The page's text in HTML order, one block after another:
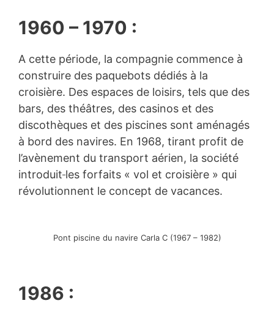
1960 – 1970 :
A cette période, la compagnie commence à
construire des paquebots dédiés à la
croisière. Des espaces de loisirs, tels que des
bars, des théâtres, des casinos et des
discothèques et des piscines sont aménagés
à bord des navires. En 1968, tirant profit de
l’avènement du transport aérien, la société
introduit les forfaits « vol et croisière » qui
révolutionnent le concept de vacances.
Pont piscine du navire Carla C (1967 – 1982)
1986 :